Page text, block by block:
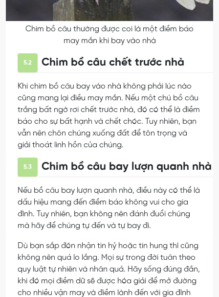
Chim bồ câu thường được coi là một điềm báo
may mắn khi bay vào nhà
5.2 Chim bồ câu chết trước nhà
Khi chim bồ câu bay vào nhà không phải lúc nào
cũng mang lại điều may mắn. Nếu một chú bồ câu
trắng bất ngờ rơi chết trước nhà, đó có thể là điềm
báo cho sự bất hạnh và chết chóc. Tuy nhiên, bạn
vẫn nên chôn chúng xuống đất để tôn trọng và
giải thoát linh hồn của chúng.
5.3 Chim bồ câu bay lượn quanh nhà
Nếu bồ câu bay lượn quanh nhà, điều này có thể là
dấu hiệu mang đến điềm báo không vui cho gia
đình. Tuy nhiên, bạn không nên đánh đuổi chúng
mà hãy để chúng tự đến và tự bay đi.
Dù bạn sắp đón nhận tin hỷ hoặc tin hung thì cũng
không nên quá lo lắng. Mọi sự trong đời tuân theo
quy luật tự nhiên và nhân quả. Hãy sống đúng đắn,
khi đó mọi điềm dữ sẽ được hóa giải để mở đường
cho nhiều vận may và điềm lành đến với gia đình